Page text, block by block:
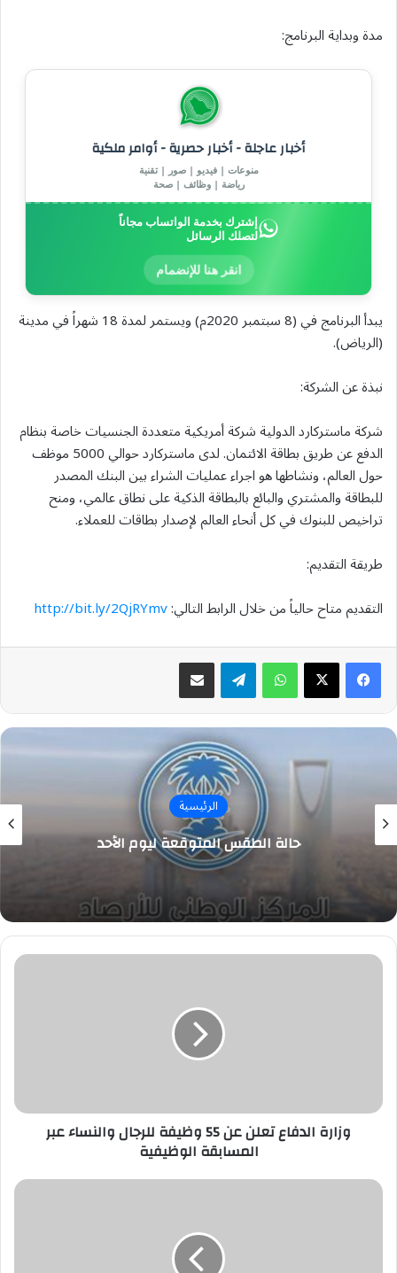
مدة وبداية البرنامج:
أخبار عاجلة - أخبار حصرية - أوامر ملكية
منوعات | فيديو | صور | تقنية
رياضة | وظائف | صحة
إشترك بخدمة الواتساب مجاناً
لتصلك الرسائل
انقر هنا للإنضمام
يبدأ البرنامج في (8 سبتمبر 2020م) ويستمر لمدة 18 شهراً في مدينة
(الرياض).
نبذة عن الشركة:
شركة ماستركارد الدولية شركة أمريكية متعددة الجنسيات خاصة بنظام
الدفع عن طريق بطاقة الائتمان. لدى ماستركارد حوالي 5000 موظف
حول العالم، ونشاطها هو اجراء عمليات الشراء بين البنك المصدر
للبطاقة والمشتري والبائع بالبطاقة الذكية على نطاق عالمي، ومنح
تراخيص للبنوك في كل أنحاء العالم لإصدار بطاقات للعملاء.
طريقة التقديم:
التقديم متاح حالياً من خلال الرابط التالي:http://bit.ly/2QjRYmv
واتسابتيلقرام مشاركة عبر البريد
الرئيسية
حالة الطقس المتوقعة ليوم الأحد
وزارة
عبر
المسابقة
الوظيفية
وزارة الدفاع تعلن عن 55 وظيفة للرجال والنساء عبر
المسابقة الوظيفية
الخطوط